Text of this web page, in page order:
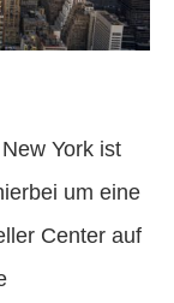
York ist
um eine
Center auf